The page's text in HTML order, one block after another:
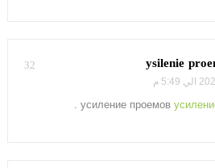
32 ysilenie
усиление проемов
.